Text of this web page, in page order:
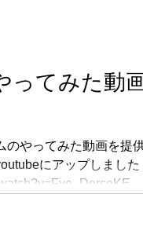
てみた動
のやってみた動画を提
にアップしました